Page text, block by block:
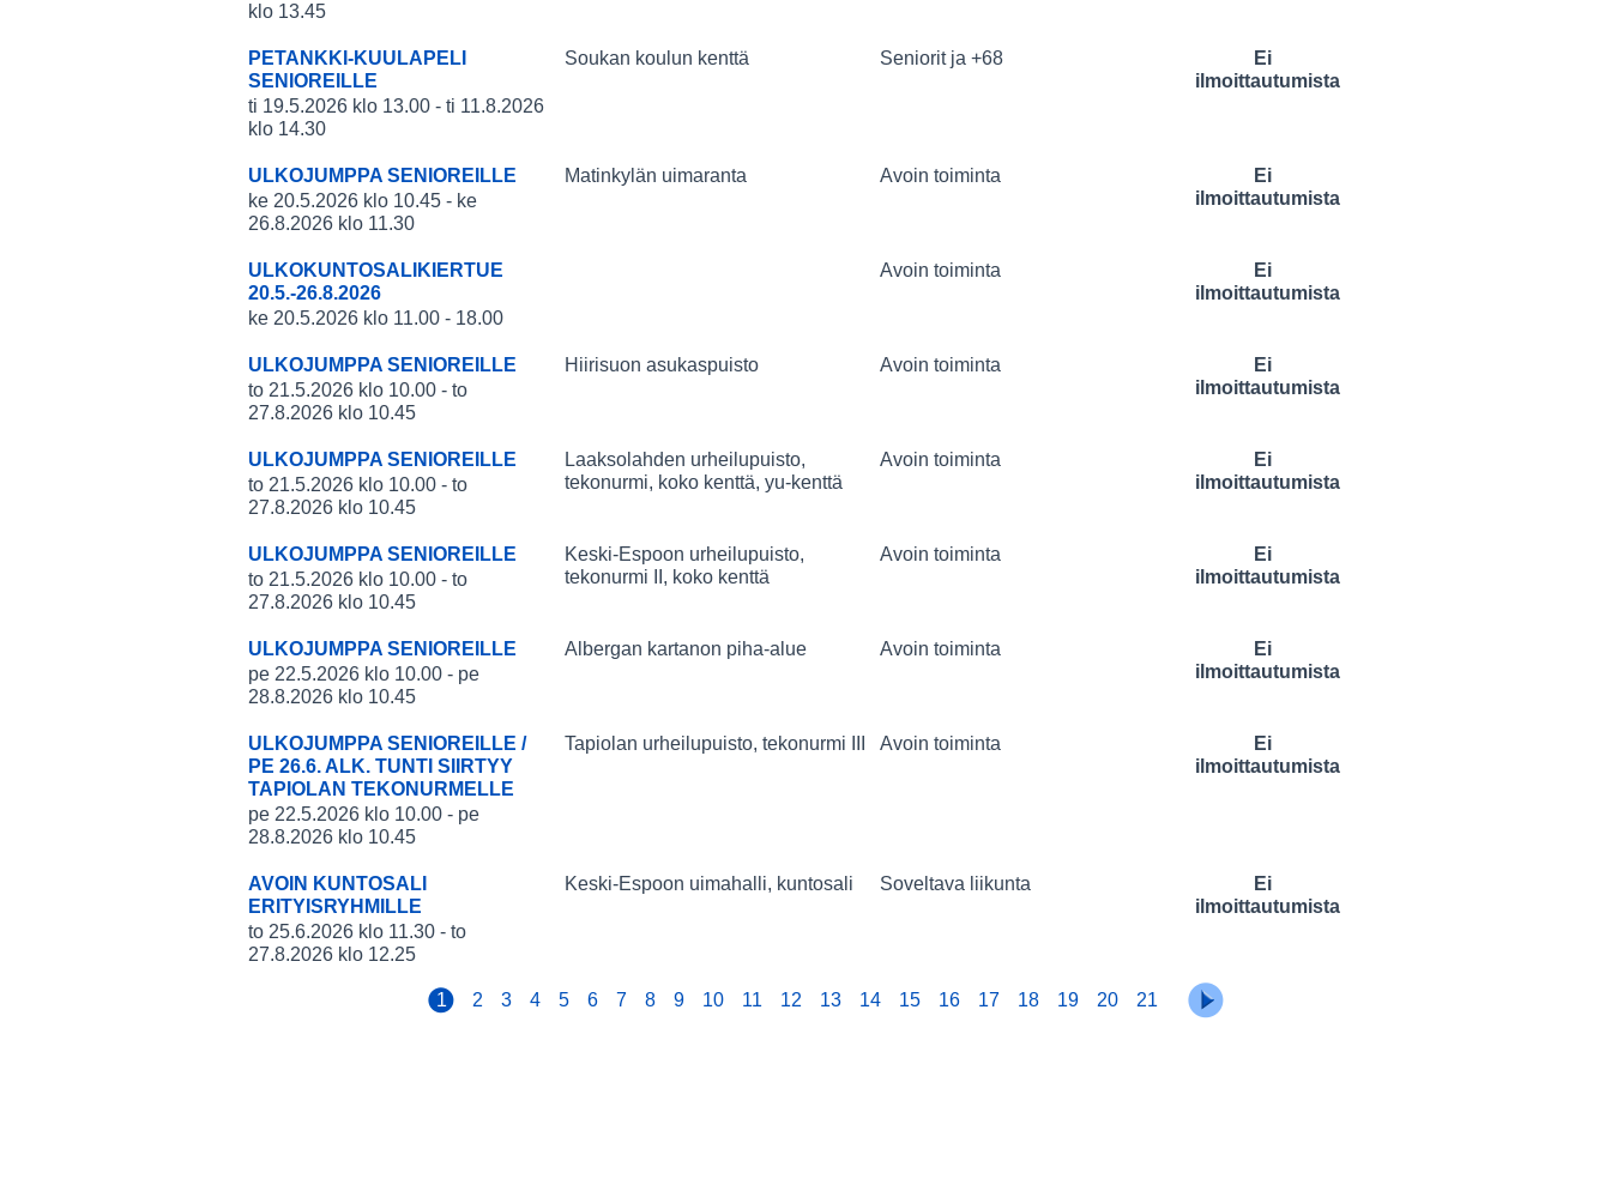
klo 13.45
PETANKKI-KUULAPELI
SENIOREILLE
ti 19.5.2026 klo 13.00 - ti 11.8.2026
klo 14.30
Soukan koulun kenttä Seniorit ja +68
Ei
ilmoittautumista
ULKOJUMPPA SENIOREILLE
ke 20.5.2026 klo 10.45 - ke
26.8.2026 klo 11.30
Matinkylän uimaranta Avoin toiminta
Ei
ilmoittautumista
ULKOKUNTOSALIKIERTUE
20.5.-26.8.2026
ke 20.5.2026 klo 11.00 - 18.00
Avoin toiminta
Ei
ilmoittautumista
ULKOJUMPPA SENIOREILLE
to 21.5.2026 klo 10.00 - to
27.8.2026 klo 10.45
Hiirisuon asukaspuisto Avoin toiminta
Ei
ilmoittautumista
ULKOJUMPPA SENIOREILLE
to 21.5.2026 klo 10.00 - to
27.8.2026 klo 10.45
Laaksolahden urheilupuisto,
tekonurmi, koko kenttä, yu-kenttä
Avoin toiminta
Ei
ilmoittautumista
ULKOJUMPPA SENIOREILLE
to 21.5.2026 klo 10.00 - to
27.8.2026 klo 10.45
Keski-Espoon urheilupuisto,
tekonurmi II, koko kenttä
Avoin toiminta
Ei
ilmoittautumista
ULKOJUMPPA SENIOREILLE
pe 22.5.2026 klo 10.00 - pe
28.8.2026 klo 10.45
Albergan kartanon piha-alue Avoin toiminta
Ei
ilmoittautumista
ULKOJUMPPA SENIOREILLE /
PE 26.6. ALK. TUNTI SIIRTYY
TAPIOLAN TEKONURMELLE
pe 22.5.2026 klo 10.00 - pe
28.8.2026 klo 10.45
Tapiolan urheilupuisto, tekonurmi III Avoin toiminta
Ei
ilmoittautumista
AVOIN KUNTOSALI
ERITYISRYHMILLE
to 25.6.2026 klo 11.30 - to
27.8.2026 klo 12.25
Keski-Espoon uimahalli, kuntosali Soveltava liikunta
Ei
ilmoittautumista
1 2 3 4 5 6 7 8 9 10 11 12 13 14 15 16 17 18 19 20 21